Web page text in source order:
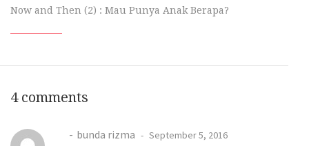
Now and Then (2) : Mau Punya Anak Berapa?
4 comments
bunda rizma
September 5, 2016